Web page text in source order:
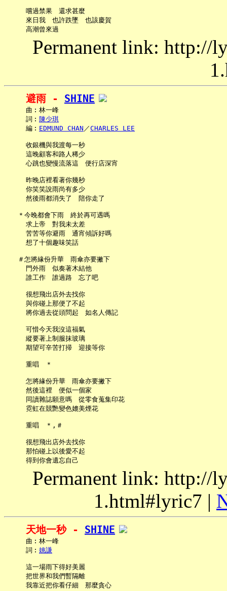
     嚐過禁果　還求甚麼
     來日我　也許跌墜　也該慶賀
Permanent link: http://
避雨 - SHINE
     曲︰林一峰
     詞︰
陳少琪
     編︰
EDMUND CHAN ／CHARLES LEE
     收銀機與我渡每一秒
     這晚顧客和路人稀少
     心跳也變慢流落這　便行店深宵
     昨晚店裡看著你幾秒
     你笑笑說雨尚有多少
     然後雨都消失了　陪你走了
   ＊今晚都會下雨　終於再可遇嗎
     求上帝　對我未太差
     苦苦等你避雨　通宵傾訴好嗎
     想了十個趣味笑話
   ＃怎將緣份升華　雨傘亦要撇下
     門外雨　似奏著木結他
     誰工作　誰過路　忘了吧
     很想飛出店外去找你
     與你碰上那便了不起
     將你過去從頭問起　如名人傳記
     可惜今天我沒這福氣
     縱要著上制服抹玻璃
     期望可辛苦打掃　迎接等你
     重唱　＊
     怎將緣份升華　雨傘亦要撇下
     然後這裡　便似一個家
     同讀雜誌願意嗎　從零食蒐集印花
     霓虹在競艷變色媲美煙花
     重唱　＊,＃
     很想飛出店外去找你
     那怕碰上以後愛不起
Permanent link: http://
1.html#lyric7 |
天地一秒 - SHINE
     曲︰林一峰
     詞︰
姚謙
     這一場雨下得好美麗
     把世界和我們暫隔離
     我靠近把你看仔細　那麼貪心